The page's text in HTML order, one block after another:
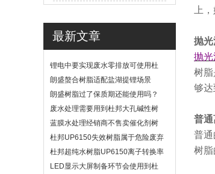
最新文章
锂电中要实现废水零排放可使用杜
邦软化树脂吗？
朗盛螯合树脂适配盐湖提锂场景
吗？
朗盛树脂过了保质期还能使用吗？
废水处理需要用到杜邦大孔碱性树
脂？
蓝膜水处理经销商不售卖催化剂树
脂
杜邦UP6150失效树脂属于危险废弃
物吗？
杜邦超纯水树脂UP6150离子转换率
高吗？
LED显示大屏制备环节会使用到杜
上
抛光
抛
树
够达
普通
普
树脂